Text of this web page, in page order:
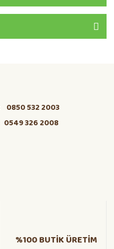
0850 532 2003
0549 326 2008
%100 BUTİK ÜRETİM